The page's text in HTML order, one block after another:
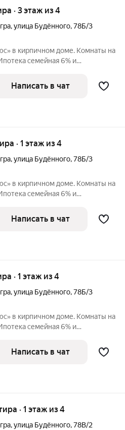
· 3 этаж из 4
,улица Будённого,78Б/3
в кирпичном доме. Комнаты на
семейная 6% и
Лилия
Написать в чат
· 1 этаж из 4
,улица Будённого,78Б/3
в кирпичном доме. Комнаты на
семейная 6% и
Лилия
Написать в чат
· 1 этаж из 4
,улица Будённого,78Б/3
в кирпичном доме. Комнаты на
семейная 6% и
Лилия
Написать в чат
· 1 этаж из 4
,улица Будённого,78В/2